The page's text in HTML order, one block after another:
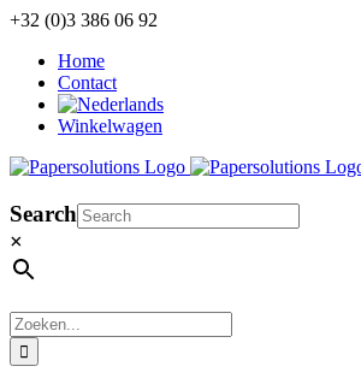
Ga
inhoud
+32 (0)3 386 06 92
Home
Contact
Winkelwagen
Search
×
Zoeken
naar: